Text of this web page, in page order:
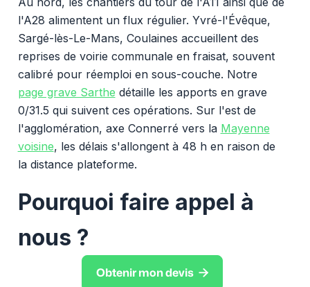
l'A28 alimentent un flux régulier. Yvré-l'Évêque,
Sargé-lès-Le-Mans, Coulaines accueillent des
reprises de voirie communale en fraisat, souvent
calibré pour réemploi en sous-couche. Notre
page grave Sarthe détaille les apports en grave
0/31.5 qui suivent ces opérations. Sur l'est de
l'agglomération, axe Connerré vers la Mayenne
voisine, les délais s'allongent à 48 h en raison de
la distance plateforme.
Pourquoi faire appel à
nous ?
Obtenir mon devis 